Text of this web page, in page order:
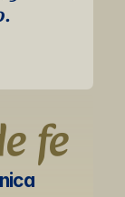
fe